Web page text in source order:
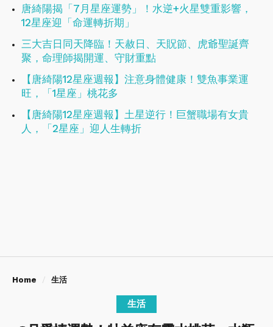
唐綺陽揭「7月星座運勢」！水逆+火星雙重影響，
12星座迎「命運轉折期」
三大吉日同天降臨！天赦日、天貺節、虎爺聖誕齊
聚，命理師揭開運、守財重點
【唐綺陽12星座週報】注意身體健康！​​​​​​​雙魚事業運
旺，「1星座」桃花多
【唐綺陽12星座週報】土星逆行！巨蟹職場有女貴
人，「2星座」迎人生轉折
Home 生活
生活